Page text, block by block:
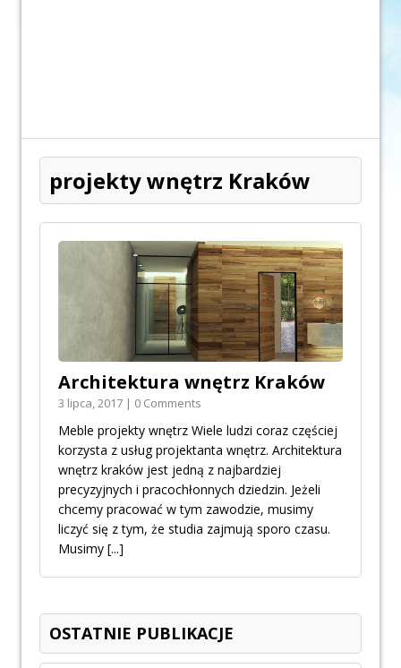
projekty wnętrz Kraków
Architektura wnętrz Kraków
3 lipca, 2017 | 0 Comments
Meble projekty wnętrz Wiele ludzi coraz częściej
korzysta z usług projektanta wnętrz. Architektura
wnętrz kraków jest jedną z najbardziej
precyzyjnych i pracochłonnych dziedzin. Jeżeli
chcemy pracować w tym zawodzie, musimy
liczyć się z tym, że studia zajmują sporo czasu.
Musimy [...]
OSTATNIE PUBLIKACJE